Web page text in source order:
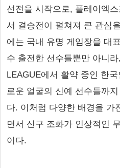
선전을 시작으로, 플레이엑
서 결승전이 펼쳐져 큰 관심
에는 국내 유명 게임장을 대
수 출전한 선수들뿐만 아니
LEAGUE에서 활약 중인 한
로운 얼굴의 신예 선수들까
다. 이처럼 다양한 배경을 가
면서 신구 조화가 인상적인
이다.